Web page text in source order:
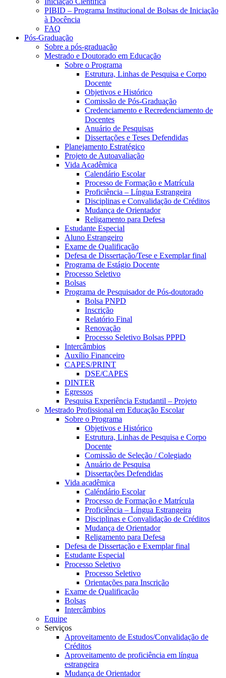
PIBID – Programa Institucional de Bolsas de Iniciação
à Docência
FAQ
Pós-Graduação
Sobre a pós-graduação
Mestrado e Doutorado em Educação
Sobre o Programa
Estrutura, Linhas de Pesquisa e Corpo
Docente
Objetivos e Histórico
Comissão de Pós-Graduação
Credenciamento e Recredenciamento de
Docentes
Anuário de Pesquisas
Dissertações e Teses Defendidas
Planejamento Estratégico
Projeto de Autoavaliação
Vida Acadêmica
Calendário Escolar
Processo de Formação e Matrícula
Proficiência – Língua Estrangeira
Disciplinas e Convalidação de Créditos
Mudança de Orientador
Religamento para Defesa
Estudante Especial
Aluno Estrangeiro
Exame de Qualificação
Defesa de Dissertação/Tese e Exemplar final
Programa de Estágio Docente
Processo Seletivo
Bolsas
Programa de Pesquisador de Pós-doutorado
Bolsa PNPD
Inscrição
Relatório Final
Renovação
Processo Seletivo Bolsas PPPD
Intercâmbios
Auxílio Financeiro
CAPES/PRINT
DSE/CAPES
DINTER
Egressos
Pesquisa Experiência Estudantil – Projeto
Mestrado Profissional em Educação Escolar
Sobre o Programa
Objetivos e Histórico
Estrutura, Linhas de Pesquisa e Corpo
Docente
Comissão de Seleção / Colegiado
Anuário de Pesquisa
Dissertações Defendidas
Vida acadêmica
Caléndário Escolar
Processo de Formação e Matrícula
Proficiência – Língua Estrangeira
Disciplinas e Convalidação de Créditos
Mudança de Orientador
Religamento para Defesa
Defesa de Dissertação e Exemplar final
Estudante Especial
Processo Seletivo
Processo Seletivo
Orientações para Inscrição
Exame de Qualificação
Bolsas
Intercâmbios
Equipe
Serviços
Aproveitamento de Estudos/Convalidação de
Créditos
Aproveitamento de proficiência em língua
estrangeira
Mudança de Orientador